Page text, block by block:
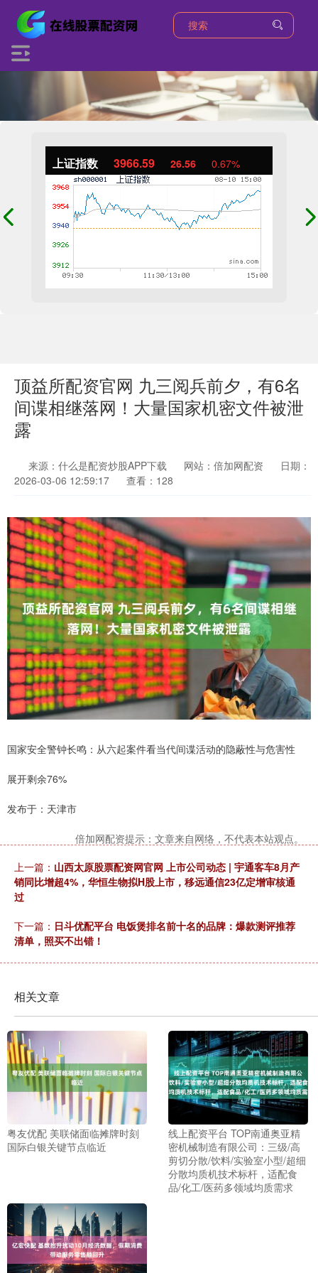
上证指数 3966.59 26.56 0.67%
顶益所配资官网 九三阅兵前夕，有6名
间谍相继落网！大量国家机密文件被泄
露
来源：什么是配资炒股APP下载 网站：倍加网配资
日期：
2026-03-06 12:59:17
查看：128
国家安全警钟长鸣：从六起案件看当代间谍活动的隐蔽性与危害性
展开剩余76%
发布于：天津市
倍加网配资提示：文章来自网络，不代表本站观点。
上一篇： 山西太原股票配资网官网 上市公司动态 | 宇通客车8月产
销同比增超4%，华恒生物拟H股上市，移远通信23亿定增审核通
过
下一篇： 日斗优配平台 电饭煲排名前十名的品牌：爆款测评推荐
清单，照买不出错！
相关文章
粤友优配 美联储面临摊牌时刻
国际白银关键节点临近
线上配资平台 TOP南通奥亚精
密机械制造有限公司：三级/高
剪切分散/饮料/实验室小型/超细
分散均质机技术标杆，适配食
品/化工/医药多领域均质需求